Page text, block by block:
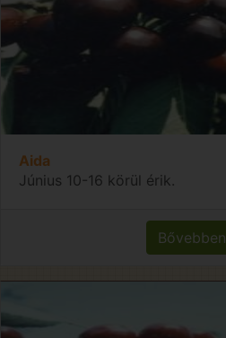
Aida
Június 10-16 körül érik.
Bővebben